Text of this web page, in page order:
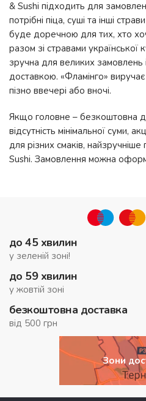
& Sushi підходить для
потрібні піца, суші та інші
буде доречною для тих, хто
разом зі стравами української
зручна для великих
доставкою. «Фламінго» виручає
пізно ввечері або вночі.
Якщо головне – безкоштовна
відсутність мінімальної суми,
для різних смаків,
Sushi. Замовлення можна
до 45 хвилин
у зеленій зоні!
до 59 хвилин
у жовтій зоні
безкоштовна доставка
від 500 грн
Зони